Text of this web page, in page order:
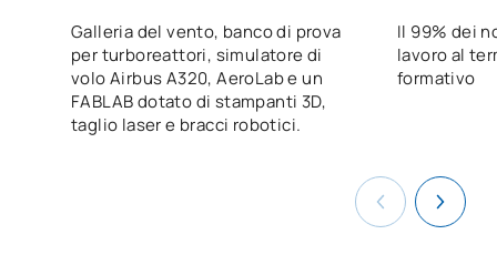
Galleria del vento, banco di prova
per turboreattori, simulatore di
volo Airbus A320, AeroLab e un
FABLAB dotato di stampanti 3D,
taglio laser e bracci robotici.
Il 99% dei
lavoro al
formativo